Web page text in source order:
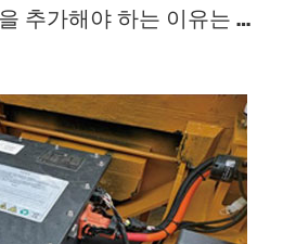
주의를 기울여야 합니다. 2. 장마
는 것을 피하고 실내 보관을 선택
작업은 매우 중요합니다. 장비를 장
번씩 장비를 시동하고 구동하여 배
...
지게차 배터리에 물을 추가해야 하는 이유는 무엇입니까?